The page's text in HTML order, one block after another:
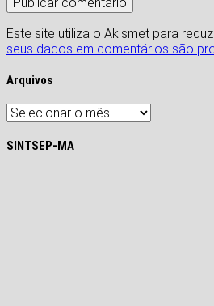
Este site utiliza o Akismet para
seus dados em comentários são
Arquivos
Arquivos
SINTSEP-MA